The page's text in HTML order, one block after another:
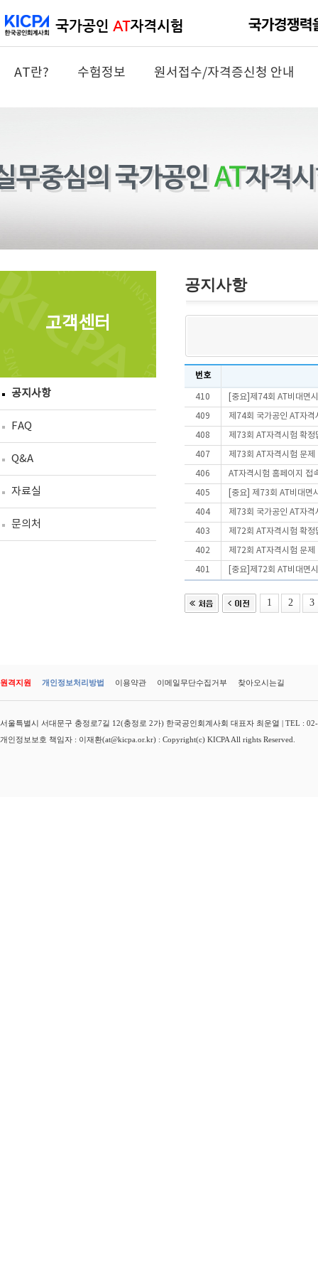
AT란? 수험정보 원서접수/자격증신청 안내
고객센터
공지사항
FAQ
Q&A
자료실
문의처
공지사항
번호
410 [중요]제74회 AT비대면
409 제74회 국가공인 AT자격
408 제73회 AT자격시험 확정
407 제73회 AT자격시험 문
406 AT자격시험 홈페이지 접
405 [중요] 제73회 AT비대면
404 제73회 국가공인 AT자격
403 제72회 AT자격시험 확정
402 제72회 AT자격시험 문
401 [중요]제72회 AT비대면
1 2 3
원격지원 개인정보처리방법 이용약관 이메일무단수집거부 찾아오시는길
서울특별시 서대문구 충정로7길 12(충정로 2가) 한국공인회계사회 대표자 최운열 | TEL :
개인정보보호 책임자 : 이재환(at@kicpa.or.kr) : Copyright(c) KICPA All rights Reserved.